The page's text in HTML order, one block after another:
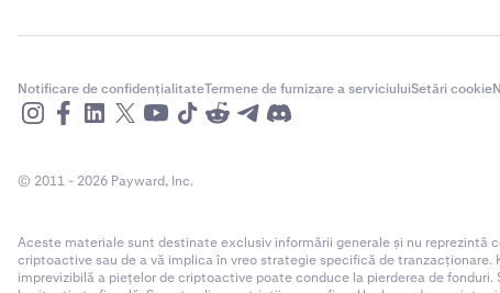
Notificare de confidențialitateTermene de furnizare a serviciuluiSetări cookie
© 2011 - 2026 Payward, Inc.
Aceste materiale sunt destinate exclusiv informării generale și nu reprezintă
criptoactive sau de a vă implica în vreo strategie specifică de
imprevizibilă a piețelor de criptoactive poate conduce la pierderea de